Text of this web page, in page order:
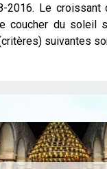
2016. Le
coucher du soleil
suivantes